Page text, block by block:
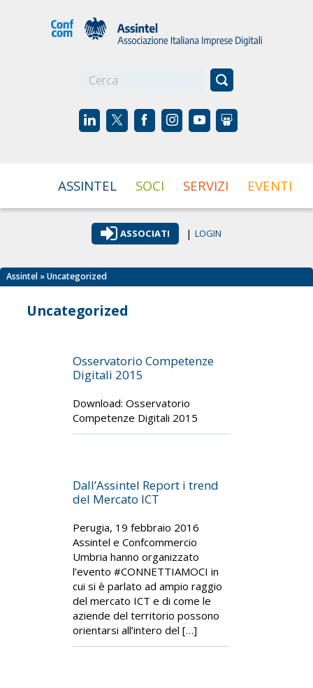
ASSINTEL SOCI SERVIZI EVENTI
ASSOCIATI | LOGIN
Assintel » Uncategorized
Uncategorized
Osservatorio Competenze
Digitali 2015
Download: Osservatorio
Competenze Digitali 2015
Dall’Assintel Report i trend
del Mercato ICT
Perugia, 19 febbraio 2016
Assintel e Confcommercio
Umbria hanno organizzato
l’evento #CONNETTIAMOCI in
cui si è parlato ad ampio raggio
del mercato ICT e di come le
aziende del territorio possono
orientarsi all’intero del […]